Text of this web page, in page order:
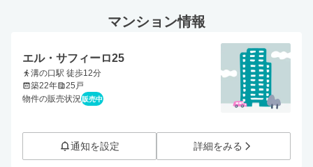
マンション情報
エル・サフィーロ25
溝の口駅 徒歩12分
築22年
25戸
物件の販売状況販売中
通知を設定 詳細をみる